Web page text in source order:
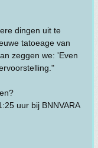
dingen uit te
tatoeage van
zeggen we: 'Even
uur bij BNNVARA